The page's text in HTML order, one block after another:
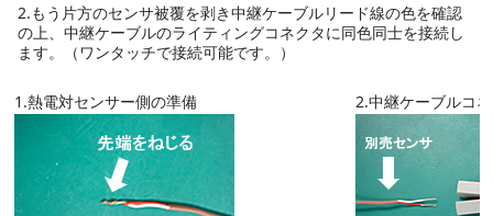
2.もう片方のセンサ被覆を剥き中継ケーブルリード線の色を確認
の上、中継ケーブルのライティングコネクタに同色同士を接続し
ます。（ワンタッチで接続可能です。）
1.熱電対センサー側の準備 2.中継ケーブルコ